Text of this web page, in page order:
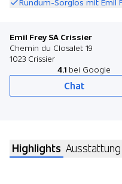
Rundum-Sorglos mit Emil
Emil Frey SA Crissier
Chemin du Closalet 19
1023 Crissier
4.1 bei Google
Chat
Highlights Ausstattung